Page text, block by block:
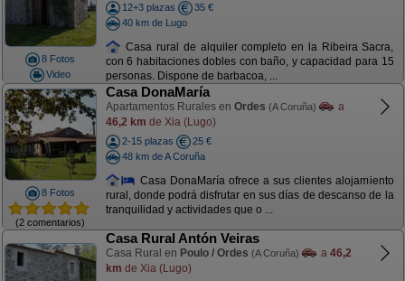
8 Fotos
Video
12+3 plazas
35 €
40 km de Lugo
Casa rural de alquiler completo en la Ribeira Sacra,
con 6 habitaciones dobles con baño, y capacidad para 15
personas. Dispone de barbacoa, ...
8 Fotos
(2 comentarios)
Casa DonaMaría
Apartamentos Rurales en Ordes (A Coruña)
a
46,2 km de Xia (Lugo)
2-15 plazas
25 €
48 km de A Coruña
Casa DonaMaría ofrece a sus clientes alojamiento
rural, donde podrá disfrutar en sus días de descanso de la
tranquilidad y actividades que o ...
Casa Rural Antón Veiras
Casa Rural en Poulo / Ordes (A Coruña) a 46,2
km de Xia (Lugo)